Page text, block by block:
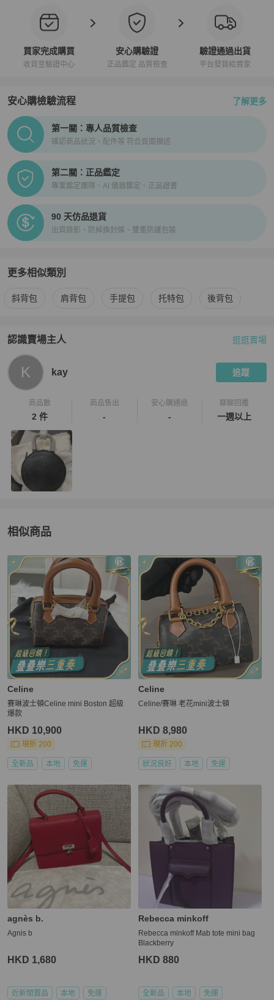
買家完成購買
收貨至驗證中心
安心購驗證
正品鑑定 品質檢查
驗證通過出貨
平台發貨給買家
安心購檢驗流程 了解更多
PopChill拍拍圈正品驗證、安心購檢驗流程介紹
第一關：專人品質檢查
確認商品狀況、配件等 符合頁面描述
第二關：正品鑑定
專業鑑定團隊、AI 儀器鑑定、正品證書
90 天仿品退貨
出貨錄影、防掉換封條、雙重防護包裝
更多相似類別
更多agnès b. 女包相似商品推薦
斜背包 肩背包 手提包 托特包 後背包
認識賣場主人
PopChill 拍拍圈嚴選賣家
逛逛賣場
K kay 追蹤
商品數
2 件
商品售出
-
安心購通過
-
聊聊回覆
一週以上
相似商品
更多相似agnès b.女包推薦精品
Celine
賽琳波士頓Celine mini Boston 超級
爆款
HKD 10,900
現折 200
全新品 本地 免運
Celine
Celine/賽琳 老花mini波士頓
HKD 8,980
現折 200
狀況良好 本地 免運
agnès b.
Agnis b
HKD 1,680
近新閒置品 本地 免運
Rebecca minkoff
Rebecca minkoff Mab tote mini bag
Blackberry
HKD 880
全新品 本地 免運